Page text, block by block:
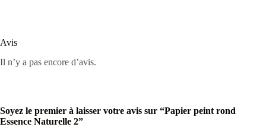
Avis
Il n’y a pas encore d’avis.
Soyez le premier à laisser votre avis sur “Papier peint rond
Essence Naturelle 2”